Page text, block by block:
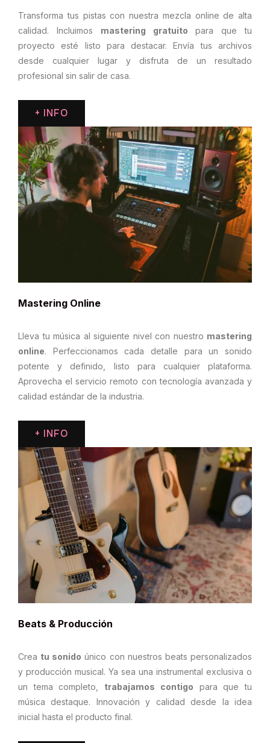
Transforma tus pistas con nuestra mezcla online de alta
calidad. Incluimos mastering gratuito para que tu
proyecto esté listo para destacar. Envía tus archivos
desde cualquier lugar y disfruta de un resultado
profesional sin salir de casa.
+ INFO
Mastering Online
Lleva tu música al siguiente nivel con nuestro mastering
online. Perfeccionamos cada detalle para un sonido
potente y definido, listo para cualquier plataforma.
Aprovecha el servicio remoto con tecnología avanzada y
calidad estándar de la industria.
+ INFO
Beats & Producción
Crea tu sonido único con nuestros beats personalizados
y producción musical. Ya sea una instrumental exclusiva o
un tema completo, trabajamos contigo para que tu
música destaque. Innovación y calidad desde la idea
inicial hasta el producto final.